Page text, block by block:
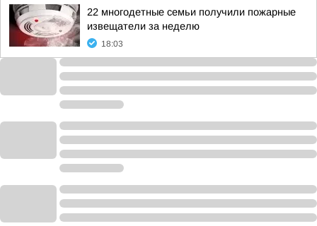
22 многодетные семьи получили пожарные
извещатели за неделю
18:03